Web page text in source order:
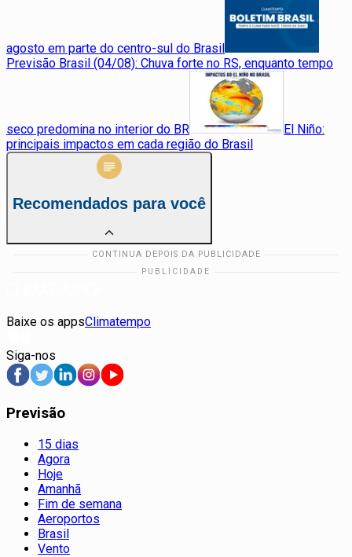
agosto em parte do centro-sul do Brasil
Previsão Brasil (04/08): Chuva forte no RS, enquanto tempo
seco predomina no interior do BR
El Niño:
principais impactos em cada região do Brasil
Recomendados para você
Baixe os appsClimatempo
Siga-nos
Previsão
15 dias
Agora
Hoje
Amanhã
Fim de semana
Aeroportos
Brasil
Vento